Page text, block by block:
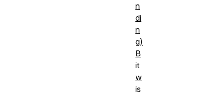
n
di
n
g)
B
it
w
is